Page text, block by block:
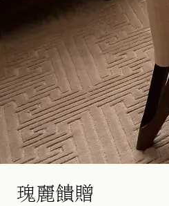
瑰麗饋贈